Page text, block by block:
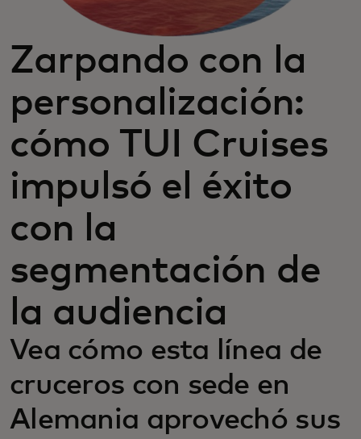
Zarpando con la
personalización:
cómo TUI Cruises
impulsó el éxito
con la
segmentación de
la audiencia
Vea cómo esta línea de
cruceros con sede en
Alemania aprovechó sus